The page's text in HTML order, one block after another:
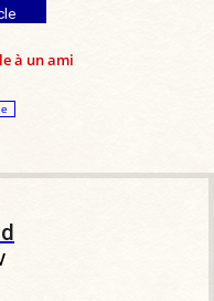
à un ami